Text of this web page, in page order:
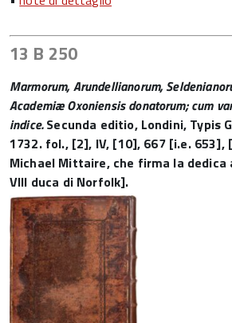
13 B 250
Marmorum, Arundellianorum,
Academiæ Oxoniensis donatorum; cum
indice.Secunda editio, Londini, Typis
1732. fol., [2], IV, [10], 667 [i.e. 653],
Michael Mittaire, che firma la dedica
VIII duca di Norfolk].